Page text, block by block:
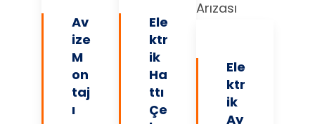
Av
ize
M
on
taj
ı
Ele
ktr
ik
Ha
ttı
Çe
Ele
ktr
ik
Ay